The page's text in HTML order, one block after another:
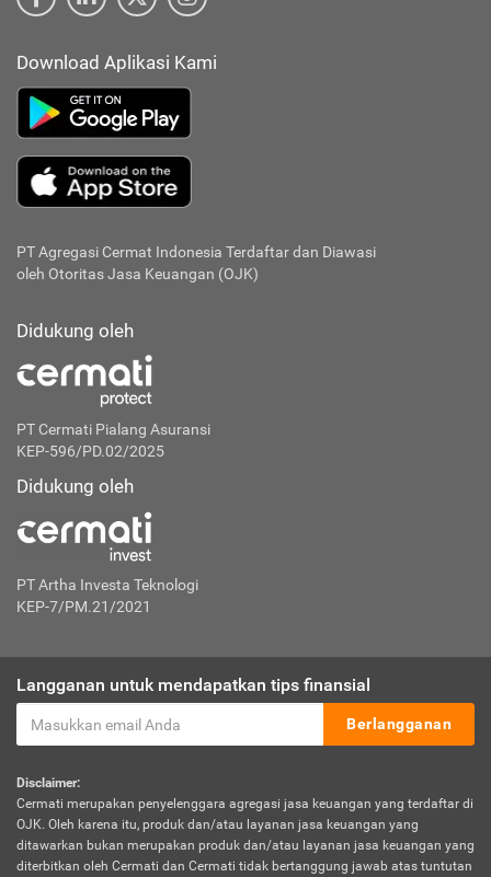
Download Aplikasi Kami
PT Agregasi Cermat Indonesia Terdaftar dan Diawasi
oleh Otoritas Jasa Keuangan (OJK)
Didukung oleh
PT Cermati Pialang Asuransi
KEP-596/PD.02/2025
Didukung oleh
PT Artha Investa Teknologi
KEP-7/PM.21/2021
Langganan untuk mendapatkan tips finansial
Berlangganan
Disclaimer:
Cermati merupakan penyelenggara agregasi jasa keuangan yang terdaftar di
OJK. Oleh karena itu, produk dan/atau layanan jasa keuangan yang
ditawarkan bukan merupakan produk dan/atau layanan jasa keuangan yang
diterbitkan oleh Cermati dan Cermati tidak bertanggung jawab atas tuntutan